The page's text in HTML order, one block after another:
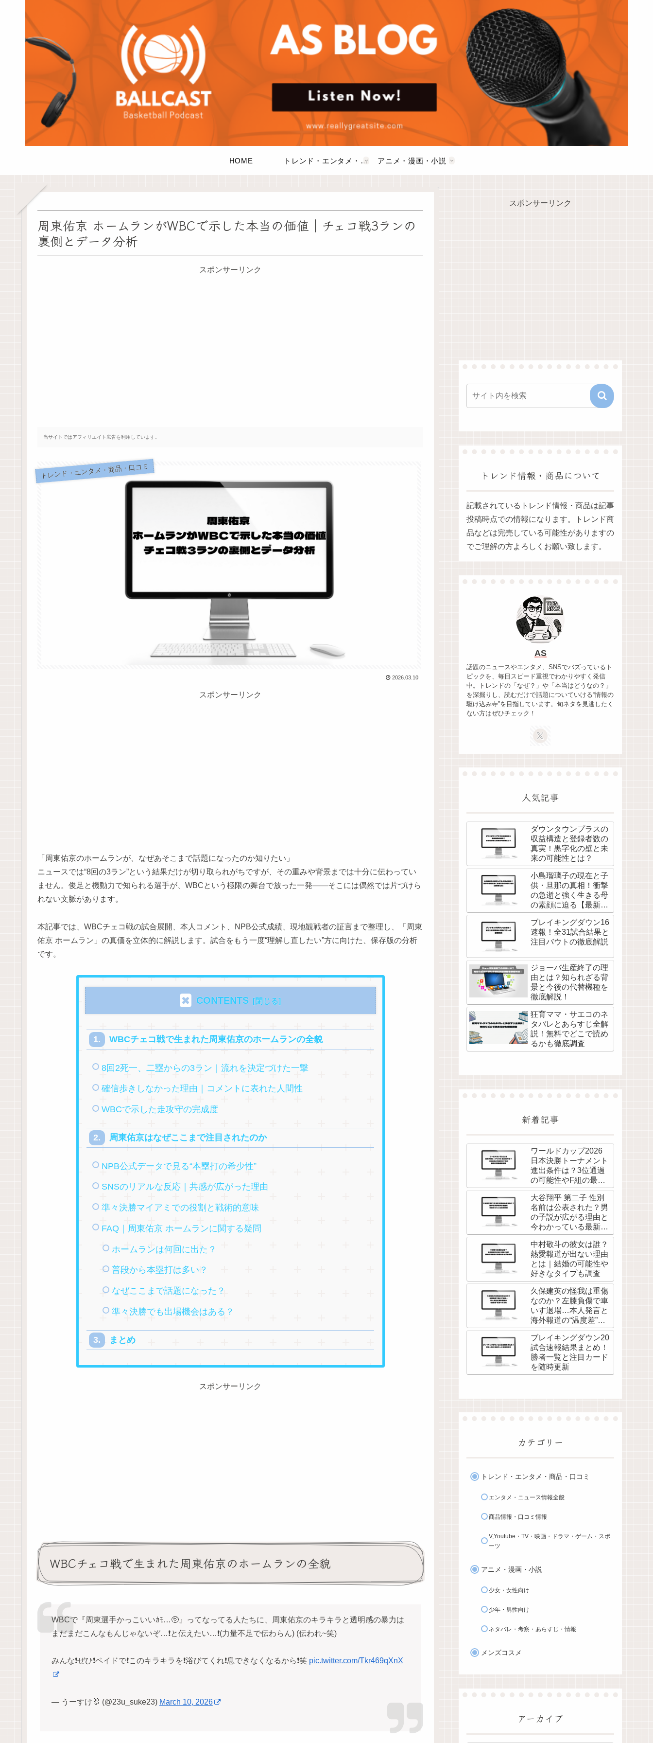
HOME トレンド・エンタメ・商品・口コミ アニメ・漫画・小説
周東佑京 ホームランがWBCで示した本当の価値｜チェコ戦3ランの
裏側とデータ分析
スポンサーリンク
当サイトではアフィリエイト広告を利用しています。
トレンド・エンタメ・商品・口コミ
2026.03.10
スポンサーリンク
「周東佑京のホームランが、なぜあそこまで話題になったのか知りたい」
ニュースでは“8回の3ラン”という結果だけが切り取られがちですが、その重みや背景までは十分に伝わってい
ません。俊足と機動力で知られる選手が、WBCという極限の舞台で放った一発――そこには偶然では片づけら
れない文脈があります。
本記事では、WBCチェコ戦の試合展開、本人コメント、NPB公式成績、現地観戦者の証言まで整理し、「周東
佑京 ホームラン」の真価を立体的に解説します。試合をもう一度“理解し直したい”方に向けた、保存版の分析
です。
CONTENTS
WBCチェコ戦で生まれた周東佑京のホームランの全貌
8回2死一、二塁からの3ラン｜流れを決定づけた一撃
確信歩きしなかった理由｜コメントに表れた人間性
WBCで示した走攻守の完成度
周東佑京はなぜここまで注目されたのか
NPB公式データで見る“本塁打の希少性”
SNSのリアルな反応｜共感が広がった理由
準々決勝マイアミでの役割と戦術的意味
FAQ｜周東佑京 ホームランに関する疑問
ホームランは何回に出た？
普段から本塁打は多い？
なぜここまで話題になった？
準々決勝でも出場機会はある？
まとめ
スポンサーリンク
WBCチェコ戦で生まれた周東佑京のホームランの全貌
WBCで『周東選手かっこいいｶﾓ…🥺』ってなってる人たちに、周東佑京のキラキラと透明感の暴力は
まだまだこんなもんじゃないぞ…❗️と伝えたい…❗️(力量不足で伝わらん) (伝われ~笑)
みんな❗️ぜひ❗️ペイドで❗️このキラキラを❗️浴びてくれ❗️息できなくなるから❗️笑 pic.twitter.com/Tkr469qXnX
— うーすけ🐰 (@23u_suke23) March 10, 2026
スポンサーリンク
トレンド情報・商品について
記載されているトレンド情報・商品は記事
投稿時点での情報になります。トレンド商
品などは完売している可能性がありますの
でご理解の方よろしくお願い致します。
AS
話題のニュースやエンタメ、SNSでバズっているト
ピックを、毎日スピード重視でわかりやすく発信
中。トレンドの「なぜ？」や「本当はどうなの？」
を深掘りし、読むだけで話題についていける“情報の
駆け込み寺”を目指しています。旬ネタを見逃したく
ない方はぜひチェック！
人気記事
ダウンタウンプラスの
収益構造と登録者数の
真実！黒字化の壁と未
来の可能性とは？
小島瑠璃子の現在と子
供・旦那の真相！衝撃
の急逝と強く生きる母
の素顔に迫る【最新ま
とめ】
ブレイキングダウン16
速報！全31試合結果と
注目バウトの徹底解説
ジョーバ生産終了の理
由とは？知られざる背
景と今後の代替機種を
徹底解説！
狂育ママ・サエコのネ
タバレとあらすじ全解
説！無料でどこで読め
るかも徹底調査
新着記事
ワールドカップ2026
日本決勝トーナメント
進出条件は？3位通過
の可能性やF組の最新
状況を徹底解説
大谷翔平 第二子 性別
名前は公表された？男
の子説が広がる理由と
今わかっている最新情
報
中村敬斗の彼女は誰？
熱愛報道が出ない理由
とは｜結婚の可能性や
好きなタイプも調査
久保建英の怪我は重傷
なのか？左膝負傷で車
いす退場…本人発言と
海外報道の“温度差”を
調べてみた
ブレイキングダウン20
試合速報結果まとめ！
勝者一覧と注目カード
を随時更新
カテゴリー
トレンド・エンタメ・商品・口コミ
エンタメ・ニュース情報全般
商品情報・口コミ情報
V,Youtube・TV・映画・ドラマ・ゲーム・スポ
ーツ
アニメ・漫画・小説
少女・女性向け
少年・男性向け
ネタバレ・考察・あらすじ・情報
メンズコスメ
アーカイブ